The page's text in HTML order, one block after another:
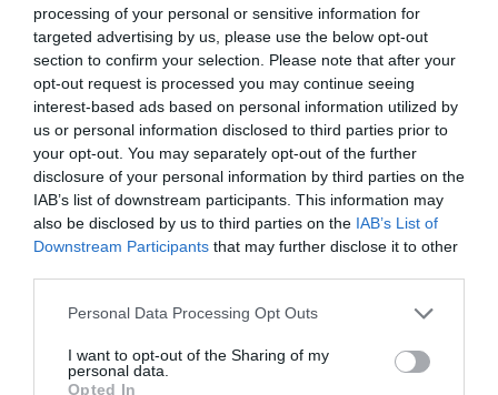
processing of your personal or sensitive information for
targeted advertising by us, please use the below opt-out
section to confirm your selection. Please note that after your
opt-out request is processed you may continue seeing
interest-based ads based on personal information utilized by
us or personal information disclosed to third parties prior to
your opt-out. You may separately opt-out of the further
disclosure of your personal information by third parties on the
IAB’s list of downstream participants. This information may
also be disclosed by us to third parties on the IAB’s List of
Downstream Participants that may further disclose it to other
Please note that this website/app uses one or more Google
not limited to your visit or usage behaviour. You may click to
grant or deny consent to Google and its third-party tags to
Personal Data Processing Opt Outs
I want to opt-out of the Sharing of my
personal data.
Opted In
του.
Ήταν η σειρά του να πάει στη βρύση να
γεμίσει τα παγούρια νερό. Εκεί διαπίστωσε
πως υπήρχαν τρεις Ιταλοί, τους αιφνιδίασε και
τους αφόπλισε, πέταξε τα όπλα τους και με
απειλές τους οδήγησε στη μονάδα του στην
Ξινοπηγή…